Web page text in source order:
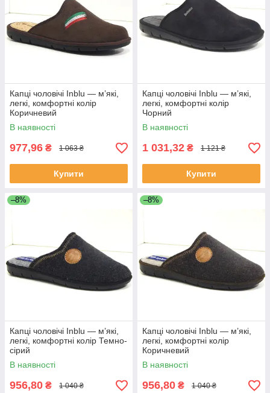
Капці чоловічі Inblu — м’які,
легкі, комфортні колір
Коричневий
В наявності
977,96 ₴ 1 063 ₴
Купити
Капці чоловічі Inblu — м’які,
легкі, комфортні колір
Чорний
В наявності
1 031,32 ₴ 1 121 ₴
Купити
–8%
Капці чоловічі Inblu — м’які,
легкі, комфортні колір Темно-
сірий
В наявності
956,80 ₴ 1 040 ₴
–8%
Капці чоловічі Inblu — м’які,
легкі, комфортні колір
Коричневий
В наявності
956,80 ₴ 1 040 ₴